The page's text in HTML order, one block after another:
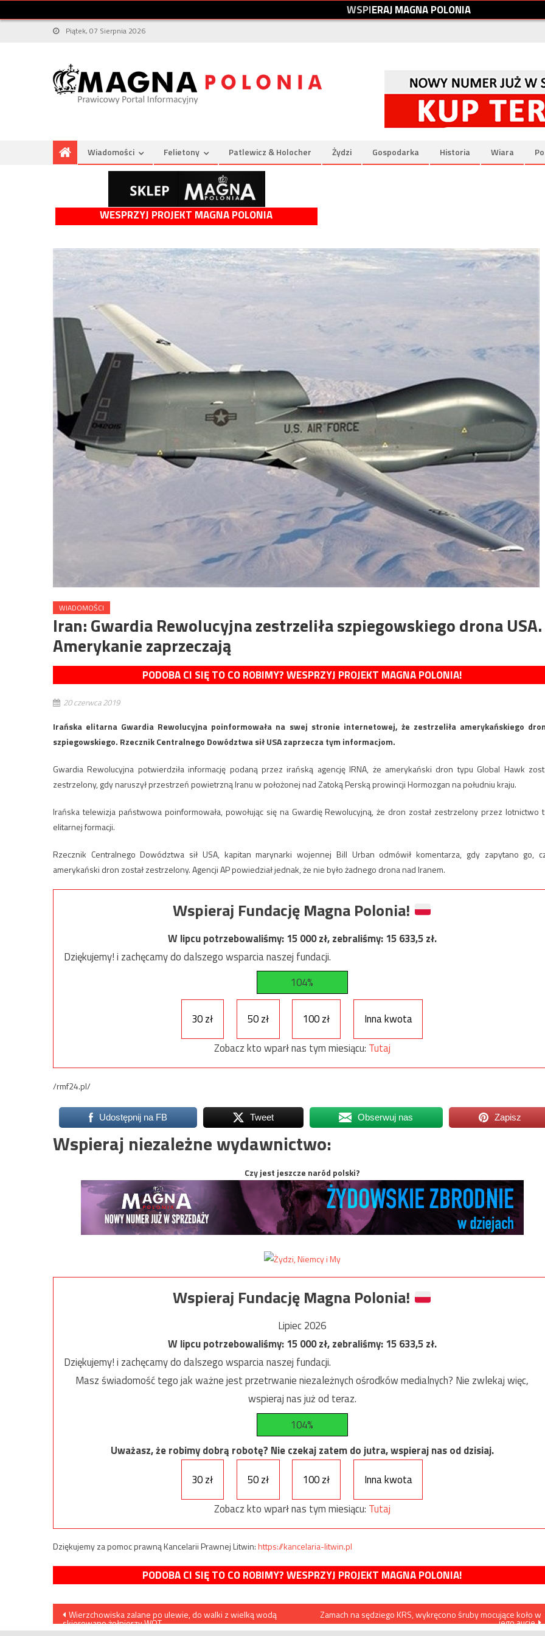
WSPIERAJMAGNAPOLONIA
Piątek, 07 Sierpnia 2026
Wiadomości Felietony Patlewicz & Holocher Żydzi Gospodarka Historia Wiara
WESPRZYJ PROJEKT MAGNA POLONIA
WIADOMOŚCI
Iran: Gwardia Rewolucyjna zestrzeliła szpiegowskiego drona USA.
Amerykanie zaprzeczają
PODOBA CI SIĘ TO CO ROBIMY? WESPRZYJ PROJEKT MAGNA POLONIA!
20 czerwca 2019
Irańska elitarna Gwardia Rewolucyjna poinformowała na swej stronie internetowej, że zestrzeliła amerykańskiego
szpiegowskiego. Rzecznik Centralnego Dowództwa sił USA zaprzecza tym informacjom.
Gwardia Rewolucyjna potwierdziła informację podaną przez irańską agencję IRNA, że amerykański dron typu Global Hawk
zestrzelony, gdy naruszył przestrzeń powietrzną Iranu w położonej nad Zatoką Perską prowincji Hormozgan na południu kraju.
Irańska telewizja państwowa poinformowała, powołując się na Gwardię Rewolucyjną, że dron został zestrzelony przez lotnictwo
elitarnej formacji.
Rzecznik Centralnego Dowództwa sił USA, kapitan marynarki wojennej Bill Urban odmówił komentarza, gdy zapytano go,
amerykański dron został zestrzelony. Agencji AP powiedział jednak, że nie było żadnego drona nad Iranem.
Wspieraj Fundację Magna Polonia!
W lipcu potrzebowaliśmy:15 000zł, zebraliśmy:15 633,5zł.
Dziękujemy! i zachęcamy do dalszego wsparcia naszej fundacji.
104%
30 zł 50 zł 100 zł
Inna kwota
Zobacz kto wparł nas tym miesiącu: Tutaj
/rmf24.pl/
Udostępnij na FB Tweet Obserwuj nas Zapisz
Wspieraj niezależne wydawnictwo:
Czy jest jeszcze naród polski?
Wspieraj Fundację Magna Polonia!
Lipiec 2026
W lipcu potrzebowaliśmy:15 000zł, zebraliśmy:15 633,5zł.
Dziękujemy! i zachęcamy do dalszego wsparcia naszej fundacji.
Masz świadomość tego jak ważne jest przetrwanie niezależnych ośrodków medialnych? Nie zwlekaj więc,
wspieraj nas już od teraz.
104%
Uważasz, że robimy dobrą robotę? Nie czekaj zatem do jutra, wspieraj nas od dzisiaj.
30 zł
50 zł 100 zł
Inna kwota
Zobacz kto wparł nas tym miesiącu: Tutaj
Dziękujemy za pomoc prawną Kancelarii Prawnej Litwin:https://kancelaria-litwin.pl
PODOBA CI SIĘ TO CO ROBIMY? WESPRZYJ PROJEKT MAGNA POLONIA!
Nawigacja
Wierzchowiska zalane po ulewie, do walki z wielką wodą
skierowano żołnierzy WOT
Zamach na sędziego KRS, wykręcono śruby mocujące koło w
jego aucie